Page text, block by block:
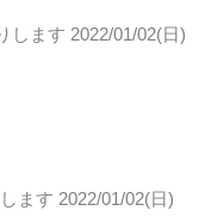
します 2022/01/02(日)
ます 2022/01/02(日)